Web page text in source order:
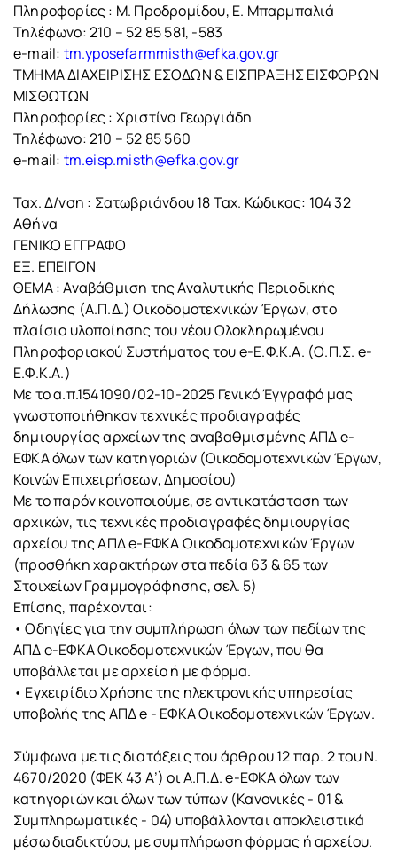
Πληροφορίες : Μ. Προδρομίδου, Ε. Μπαρμπαλιά
Τηλέφωνο: 210 – 52 85 581, -583
e-mail: tm.yposefarmmisth@efka.gov.gr
ΤΜΗΜΑ ΔΙΑΧΕΙΡΙΣΗΣ ΕΣΟΔΩΝ & ΕΙΣΠΡΑΞΗΣ ΕΙΣΦΟΡΩΝ
ΜΙΣΘΩΤΩΝ
Πληροφορίες : Χριστίνα Γεωργιάδη
Τηλέφωνο: 210 – 52 85 560
e-mail: tm.eisp.misth@efka.gov.gr
Ταχ. Δ/νση : Σατωβριάνδου 18 Ταχ. Κώδικας: 104 32
Αθήνα
ΓΕΝΙΚΟ ΕΓΓΡΑΦΟ
ΕΞ. ΕΠΕΙΓΟΝ
ΘΕΜΑ : Αναβάθμιση της Αναλυτικής Περιοδικής
Δήλωσης (Α.Π.Δ.) Οικοδομοτεχνικών Έργων, στο
πλαίσιο υλοποίησης του νέου Ολοκληρωμένου
Πληροφοριακού Συστήματος του e-Ε.Φ.Κ.Α. (Ο.Π.Σ. e-
Ε.Φ.Κ.Α.)
Με το α.π.1541090/02-10-2025 Γενικό Έγγραφό μας
γνωστοποιήθηκαν τεχνικές προδιαγραφές
δημιουργίας αρχείων της αναβαθμισμένης ΑΠΔ e-
ΕΦΚΑ όλων των κατηγοριών (Οικοδομοτεχνικών Έργων,
Κοινών Επιχειρήσεων, Δημοσίου)
Με το παρόν κοινοποιούμε, σε αντικατάσταση των
αρχικών, τις τεχνικές προδιαγραφές δημιουργίας
αρχείου της ΑΠΔ e-ΕΦΚΑ Οικοδομοτεχνικών Έργων
(προσθήκη χαρακτήρων στα πεδία 63 & 65 των
Στοιχείων Γραμμογράφησης, σελ. 5)
Επίσης, παρέχονται:
• Οδηγίες για την συμπλήρωση όλων των πεδίων της
ΑΠΔ e-ΕΦΚΑ Οικοδομοτεχνικών Έργων, που θα
υποβάλλεται με αρχείο ή με φόρμα.
• Εγχειρίδιο Χρήσης της ηλεκτρονικής υπηρεσίας
υποβολής της ΑΠΔ e - ΕΦΚΑ Οικοδομοτεχνικών Έργων.
Σύμφωνα με τις διατάξεις του άρθρου 12 παρ. 2 του Ν.
4670/2020 (ΦΕΚ 43 Α’) οι Α.Π.Δ. e-ΕΦΚΑ όλων των
κατηγοριών και όλων των τύπων (Κανονικές - 01 &
Συμπληρωματικές - 04) υποβάλλονται αποκλειστικά
μέσω διαδικτύου, με συμπλήρωση φόρμας ή αρχείου.